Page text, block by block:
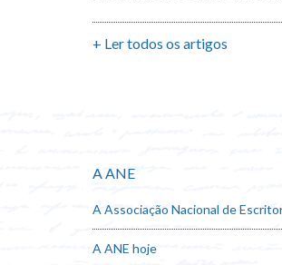
+ Ler todos os artigos
A ANE
A Associação Nacional de
A ANE hoje